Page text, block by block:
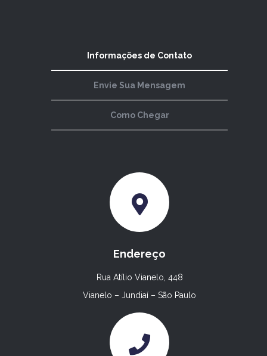
Informações de Contato
Envie Sua Mensagem
Como Chegar
Endereço
Rua Atílio Vianelo, 448
Vianelo – Jundiaí – São Paulo